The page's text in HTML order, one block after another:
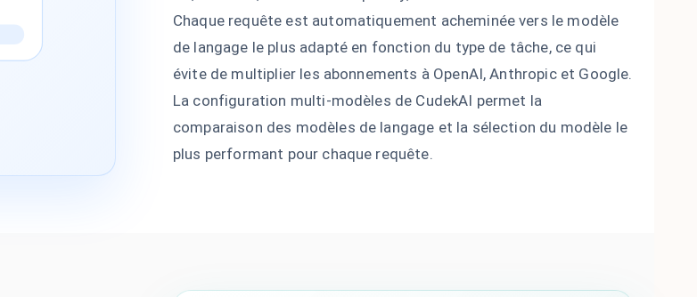
Chaque requête est automatiquement acheminée vers le modèle
de langage le plus adapté en fonction du type de tâche, ce qui
évite de multiplier les abonnements à OpenAI, Anthropic et Google.
La configuration multi-modèles de CudekAI permet la
comparaison des modèles de langage et la sélection du modèle le
plus performant pour chaque requête.